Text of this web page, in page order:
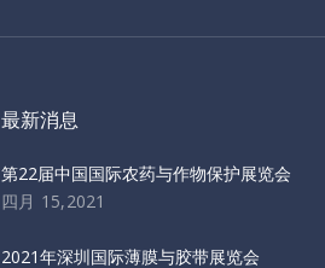
最新消息
第22届中国国际农药与作物保护展览会
四月 15,2021
2021年深圳国际薄膜与胶带展览会